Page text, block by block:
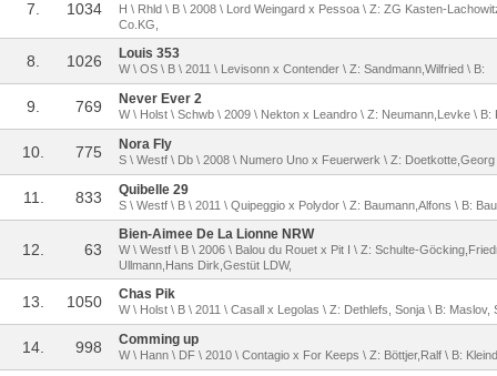
7. 1034
H \ Rhld \ B \ 2008 \ Lord Weingard x Pessoa \ Z: ZG Kasten-
Co.KG,
8. 1026 Louis 353
W \ OS \ B \ 2011 \ Levisonn x Contender \ Z: Sandmann,Wilfried \ B:
9. 769 Never Ever 2
W \ Holst \ Schwb \ 2009 \ Nekton x Leandro \ Z: Neumann,Levke \ B:
10. 775 Nora Fly
S \ Westf \ Db \ 2008 \ Numero Uno x Feuerwerk \ Z:
11. 833 Quibelle 29
S \ Westf \ B \ 2011 \ Quipeggio x Polydor \ Z: Baumann,Alfons \ B:
12. 63
Bien-Aimee De La Lionne NRW
W \ Westf \ B \ 2006 \ Balou du Rouet x Pit I \ Z: Schulte-
Ullmann,Hans Dirk,Gestüt LDW,
13. 1050 Chas Pik
W \ Holst \ B \ 2011 \ Casall x Legolas \ Z: Dethlefs, Sonja \ B: Maslov,
14. 998 Comming up
W \ Hann \ DF \ 2010 \ Contagio x For Keeps \ Z: Böttjer,Ralf \ B: